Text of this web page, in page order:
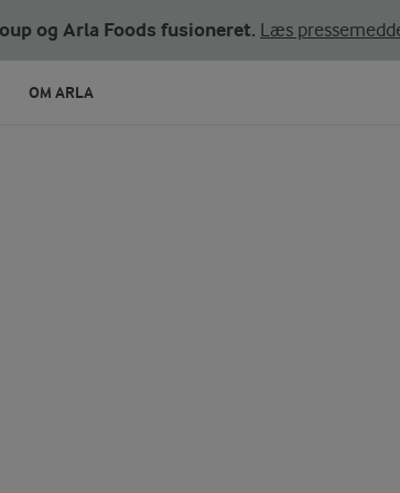
og Arla Foods fusioneret. Læs
OM ARLA